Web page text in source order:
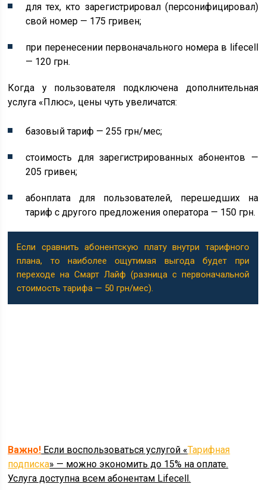
для тех, кто зарегистрировал (персонифицировал)
свой номер — 175 гривен;
при перенесении первоначального номера в lifecell
— 120 грн.
Когда у пользователя подключена дополнительная
услуга «Плюс», цены чуть увеличатся:
базовый тариф — 255 грн/мес;
стоимость для зарегистрированных абонентов —
205 гривен;
абонплата для пользователей, перешедших на
тариф с другого предложения оператора — 150 грн.
Если сравнить абонентскую плату внутри тарифного
плана, то наиболее ощутимая выгода будет при
переходе на Смарт Лайф (разница с первоначальной
стоимость тарифа — 50 грн/мес).
Важно! Если воспользоваться услугой «Тарифная
подписка» — можно экономить до 15% на оплате.
Услуга доступна всем абонентам Lifecell.